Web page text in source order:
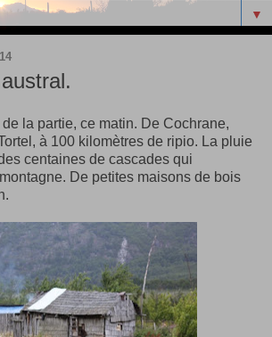
▼
la partie, ce matin. De Cochrane,
à 100 kilomètres de ripio. La pluie
centaines de cascades qui
De petites maisons de bois